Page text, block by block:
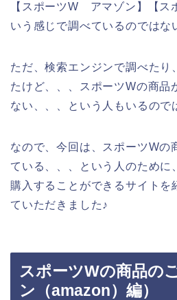
【スポーツW アマゾン】【
いう感じで調べているのではな
ただ、検索エンジンで調べたり
たけど、、、スポーツWの商品
ない、、、という人もいるので
なので、今回は、スポーツWの
ている、、、という人のために
購入することができるサイトを
ていただきました♪
スポーツWの商品の
ン（amazon）編）